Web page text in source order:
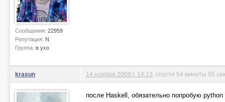
Сообщения: 22959
Репутация: N
Группа: в ухо
krasun 14 ноября 2009 г. 14:13 , спустя 54 минуты 55
после Haskell, обязательно попробую python